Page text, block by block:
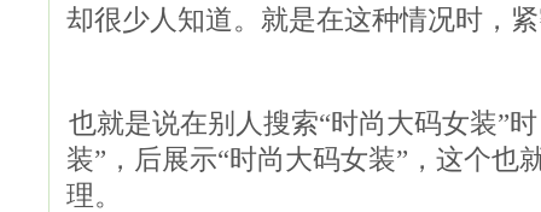
却很少人知道。就是在这种情况时，
也就是说在别人搜索“时尚大码女装”
装”，后展示“时尚大码女装”，这个也
理。